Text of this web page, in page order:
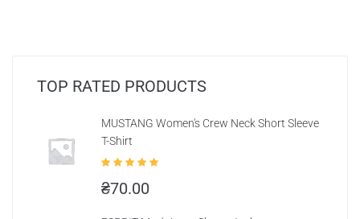
TOP RATED PRODUCTS
MUSTANG Women's Crew Neck Short Sleeve
T-Shirt
5.00з 5
₴70.00